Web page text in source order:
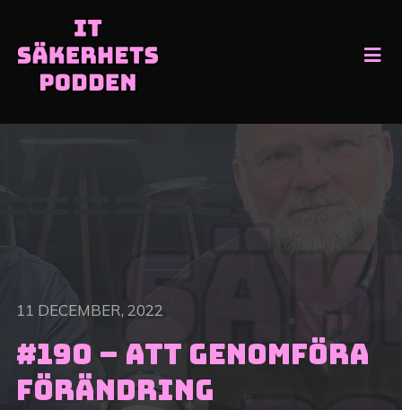
11 DECEMBER, 2022
#190 – Att genomföra
förändring